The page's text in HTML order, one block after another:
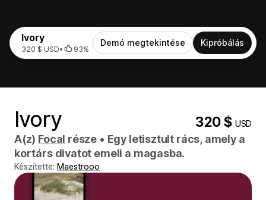
Ivory
320 $ USD• 93%
Demó megtekintése Kipróbálás
Ivory 320 $USD
A(z) Focal része • Egy letisztult rács, amely a
kortárs divatot emeli a magasba.
Készítette: Maestrooo